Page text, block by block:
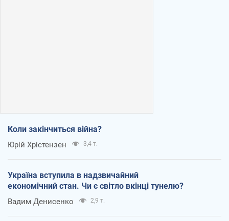
Коли закінчиться війна?
Юрій Хрістензен 3,4 т.
Україна вступила в надзвичайний
економічний стан. Чи є світло вкінці тунелю?
Вадим Денисенко 2,9 т.